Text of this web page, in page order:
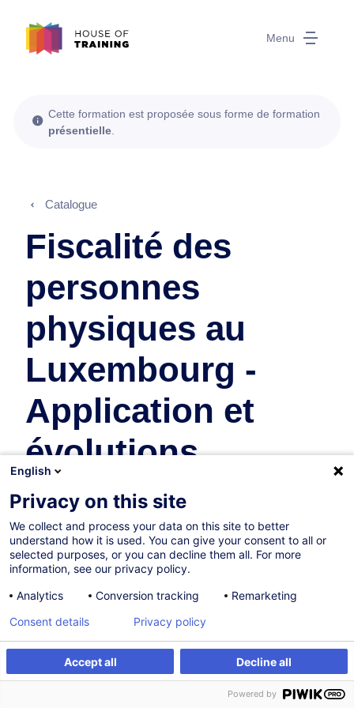
Menu
S'inscrire Formation sur mesure
Cette formation est proposée sous forme de formation
présentielle
Catalogue
Fiscalité des
personnes
physiques au
Luxembourg -
Application et
évolutions
récentes
Fiscalité
10.11.2026
Formation présentielle
Cours du jour
English
Privacy on this site
We collect and process your data on this site to better
understand how it is used. You can give your consent to all or
selected purposes, or you can decline them all. For more
information, see our privacy policy.
Analytics
Conversion tracking Remarketing
Accept all Decline all
Consent details Privacy policy
Powered by